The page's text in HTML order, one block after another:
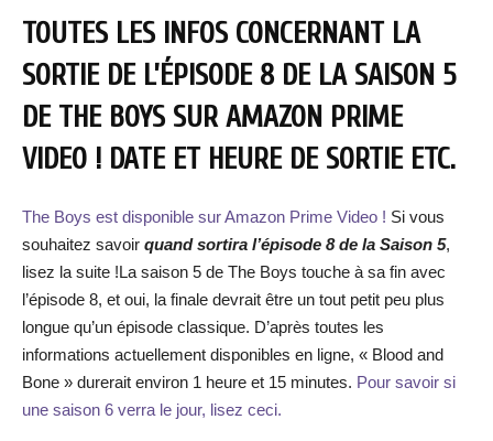
TOUTES LES INFOS CONCERNANT LA
SORTIE DE L’ÉPISODE 8 DE LA SAISON 5
DE THE BOYS SUR AMAZON PRIME
VIDEO ! DATE ET HEURE DE SORTIE ETC.
The Boys est disponible sur Amazon Prime Video ! Si vous
souhaitez savoir quand sortira l’épisode 8 de la Saison 5,
lisez la suite !La saison 5 de The Boys touche à sa fin avec
l’épisode 8, et oui, la finale devrait être un tout petit peu plus
longue qu’un épisode classique. D’après toutes les
informations actuellement disponibles en ligne, « Blood and
Bone » durerait environ 1 heure et 15 minutes. Pour savoir si
une saison 6 verra le jour, lisez ceci.